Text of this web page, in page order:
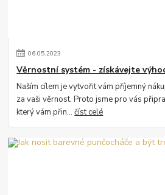
06.05.2023
Věrnostní systém - získávejte
Naším cílem je vytvořit vám příjemný
za vaši věrnost. Proto jsme pro vás
který vám přin...číst celé